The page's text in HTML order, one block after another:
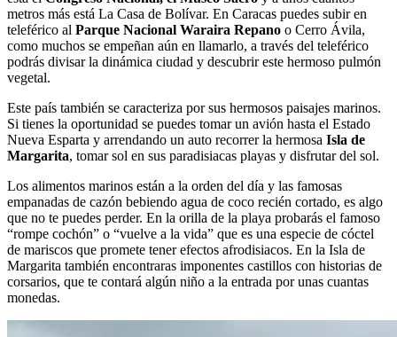
metros más está La Casa de Bolívar. En Caracas puedes subir en
teleférico al Parque Nacional Waraira Repano o Cerro Ávila,
como muchos se empeñan aún en llamarlo, a través del teleférico
podrás divisar la dinámica ciudad y descubrir este hermoso pulmón
vegetal.
Este país también se caracteriza por sus hermosos paisajes marinos.
Si tienes la oportunidad se puedes tomar un avión hasta el Estado
Nueva Esparta y arrendando un auto recorrer la hermosa Isla de
Margarita, tomar sol en sus paradisiacas playas y disfrutar del sol.
Los alimentos marinos están a la orden del día y las famosas
empanadas de cazón bebiendo agua de coco recién cortado, es algo
que no te puedes perder. En la orilla de la playa probarás el famoso
“rompe cochón” o “vuelve a la vida” que es una especie de cóctel
de mariscos que promete tener efectos afrodisiacos. En la Isla de
Margarita también encontraras imponentes castillos con historias de
corsarios, que te contará algún niño a la entrada por unas cuantas
monedas.